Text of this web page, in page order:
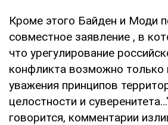
Кроме этого Байден и Моди
совместное заявление , в
что урегулирование
конфликта возможно только
уважения принципов
целостности и
говорится, комментарии